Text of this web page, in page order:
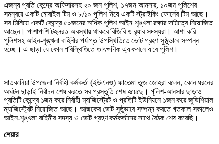
এজন্য প্রতি কেন্দ্রে অফিসারসহ ২০ জন পুলিশ, ১৭জন আনসার, ১০জন পুলিশের
সমন্বয়ে একটি মোবাইল টিম ও ৮/১০ পুলিশ নিয়ে একটি স্ট্রাইকিং ফোর্সের টিম আছে।
সব মিলিয়ে একটি কেন্দ্রে ৫০জনের অধিক পুলিশ আইন-শৃঙ্খলা রক্ষার দায়িত্বে নিয়োজিত
আছেন। পাশাপাশি টহলরত অবস্থায় থাকবে বিজিবি ও র‍্যাব সদস্যরা। আশা করি
পুলিশসহ আইন-শৃঙ্খলা বাহিনীর পর্যাপ্ত উপস্থিতিতে ভোট গ্রহণ সুষ্ঠুভাবে সম্পন্ন
হচ্ছে। এ ছাড়া যে কোন পরিস্থিতিতে তাৎক্ষণিক এ্যাকশনে যাবে পুলিশ।
সাতকানিয়া উপজেলা নির্বাহী কর্মকর্তা (ইউএনও) ফাতেমা তুজ জোহরা বলেন, কোন ধরনের
অঘটন ছাড়াই নির্বাচন শেষ করতে সব প্রস্তুতি শেষ হয়েছে। পুলিশ-আনসার ছাড়াও
প্রতিটি কেন্দ্রে ১জন করে নির্বাহী ম্যাজিস্ট্রেট ও প্রতিটি ইউনিয়নে ১জন করে জুডিশিয়াল
ম্যাজিস্ট্রেট নিয়োজিত আছে। আজকের ভোট সুষ্ঠুভাবে সম্পন্ন করতে গতকাল সকালেও
আইন-শৃঙ্খলা বাহিনীর সদস্য ও ভোট গ্রহণ কর্মকর্তাদের সাথে বৈঠক শেষ করেছি।
শেয়ার